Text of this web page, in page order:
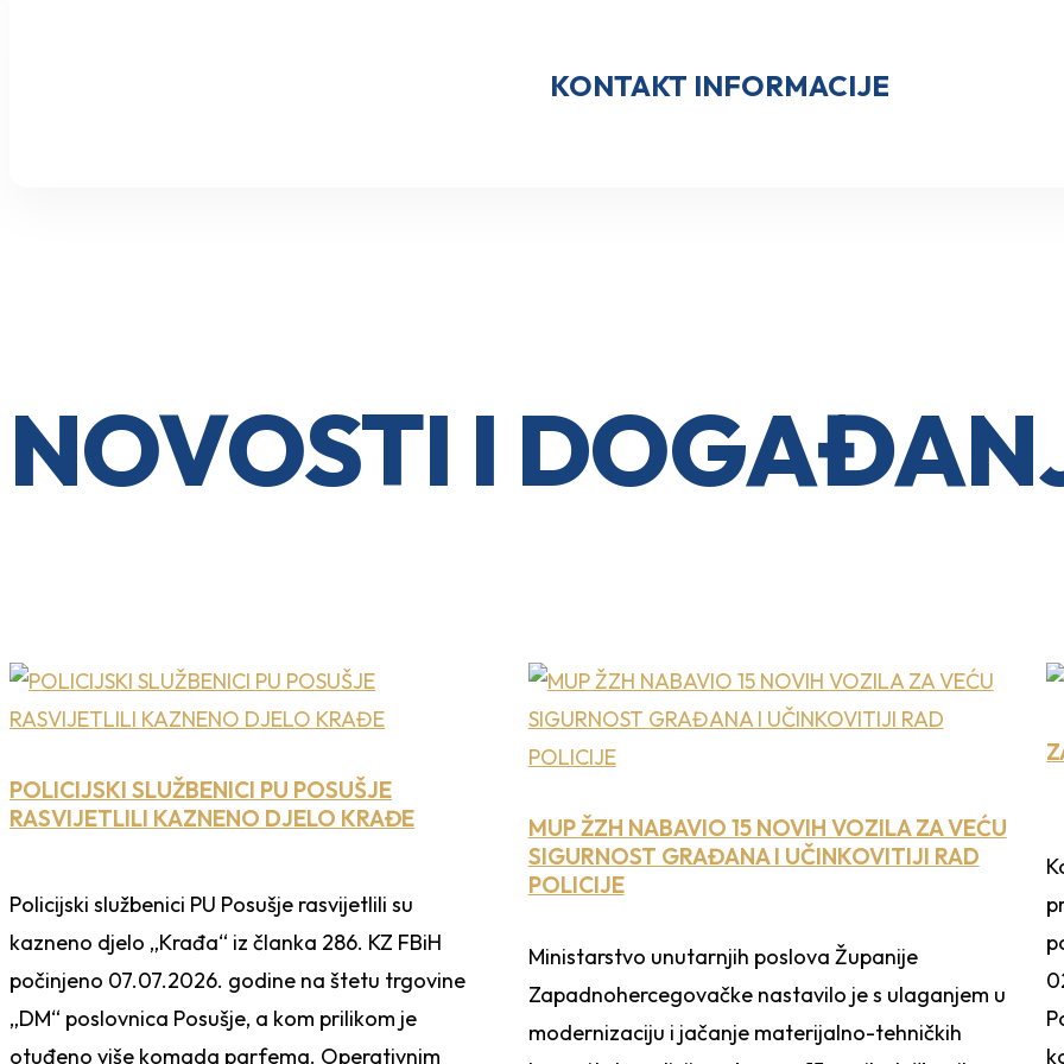
KONTAKT INFORMACIJE
NOVOSTI I
POLICIJSKI SLUŽBENICI PU POSUŠJE
RASVIJETLILI KAZNENO DJELO KRAĐE
Policijski službenici PU Posušje rasvijetlili su
kazneno djelo „Krađa“ iz članka 286. KZ FBiH
počinjeno 07.07.2026. godine na štetu trgovine
„DM“ poslovnica Posušje, a kom prilikom je
otuđeno više komada parfema. Operativnim
MUP ŽZH NABAVIO 15 NOVIH VOZILA ZA VEĆU
SIGURNOST GRAĐANA I UČINKOVITIJI RAD
POLICIJE
Ministarstvo unutarnjih poslova Županije
Zapadnohercegovačke nastavilo je s ulaganjem u
modernizaciju i jačanje materijalno-tehničkih